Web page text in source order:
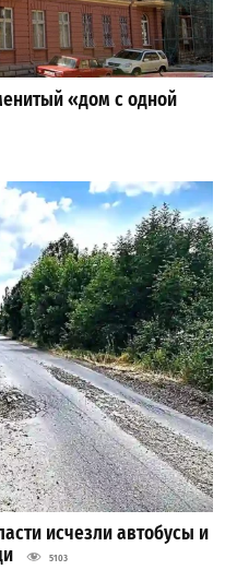
«дом с одной
исчезли автобусы и
5103